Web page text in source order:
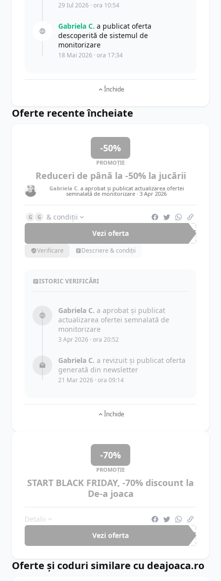
29 Iul 2026 · ora 10:54
Gabriela C. a publicat oferta
descoperită de sistemul de
monitorizare
18 Mai 2026 · ora 17:34
Închide
Oferte recente încheiate
-50%
PROMOȚIE
Reduceri de până la -50% la jucării
Gabriela C.a aprobat și publicat actualizarea ofertei
semnalată de monitorizare · 3 Apr 2026
G G
& condiții
Vezi oferta
-50%
Verificare Descriere & condiții
ISTORIC VERIFICĂRI
Gabriela C. a aprobat și publicat
actualizarea ofertei semnalată de
monitorizare
3 Apr 2026 · ora 20:52
Gabriela C. a revizuit și publicat oferta
generată din newsletter
21 Mar 2026 · ora 09:14
Închide
-70%
PROMOȚIE
START BLACK FRIDAY, -70% discount la
De-a joaca
Detalii
Vezi oferta
-70%
Oferte și coduri similare cu deajoaca.ro